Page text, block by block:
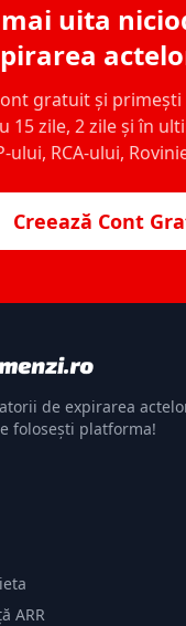
uita
gratuit și
15 zile, 2 zile și în
ului, RCA-ului,
Creează Cont
de expirarea
folosești platforma!
ARR